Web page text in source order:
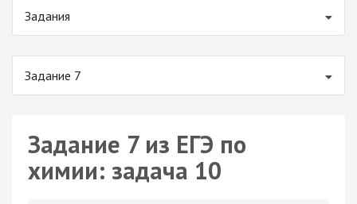
Задания
Задание 7
Задание 7 из ЕГЭ по
химии: задача 10